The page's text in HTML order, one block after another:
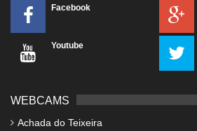
Facebook
Youtube
WEBCAMS
Achada do Teixeira